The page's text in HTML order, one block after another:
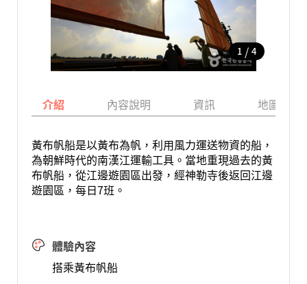
1 / 4
介紹 內容說明 資訊 地圖
黃布帆船是以黃布為帆，利用風力運送物資的船，
為朝鮮時代的南漢江運輸工具。當地重現過去的黃
布帆船，從江邊遊園區出發，經神勒寺後返回江邊
遊園區，每日7班。
體驗內容
搭乘黃布帆船